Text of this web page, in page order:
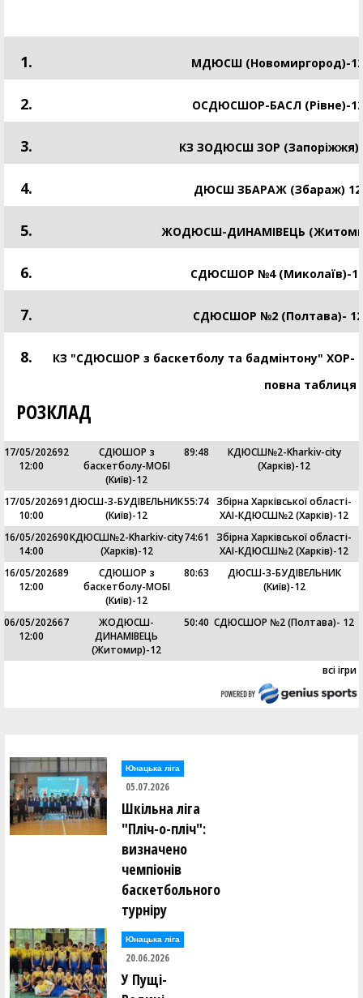
1. МДЮСШ (Новомиргород)-12
2. ОСДЮСШОР-БАСЛ (Рівне)-12
3. КЗ ЗОДЮСШ ЗОР
4. ДЮСШ ЗБАРАЖ (Збараж) 12
5. ЖОДЮСШ-ДИНАМІВЕЦЬ
6. СДЮСШОР №4 (Миколаїв)-
7. СДЮСШОР №2 (Полтава)- 12
8.
КЗ "СДЮСШОР з баскетболу та бадмінтону" ХОР-
повна таблиця
РОЗКЛАД
17/05/2026
12:00
92
СДЮШОР з
баскетболу-МОБІ
(Київ)-12
89:48
КДЮСШ№2-Kharkiv-city
(Харків)-12
17/05/2026
10:00
91ДЮСШ-3-БУДІВЕЛЬНИК
(Київ)-12
55:74 Збірна Харківської області-
ХАІ-КДЮСШ№2 (Харків)-12
16/05/2026
14:00
90КДЮСШ№2-Kharkiv-city
(Харків)-12
74:61 Збірна Харківської області-
ХАІ-КДЮСШ№2 (Харків)-12
16/05/2026
12:00
89
СДЮШОР з
баскетболу-МОБІ
(Київ)-12
80:63
ДЮСШ-3-БУДІВЕЛЬНИК
(Київ)-12
06/05/2026
12:00
67
ЖОДЮСШ-
ДИНАМІВЕЦЬ
(Житомир)-12
50:40 СДЮСШОР №2 (Полтава)- 12
всі ігри
Юнацька ліга
05.07.2026
Шкільна ліга
"Пліч-о-пліч":
визначено
чемпіонів
баскетбольного
турніру
Юнацька ліга
20.06.2026
У Пущі-